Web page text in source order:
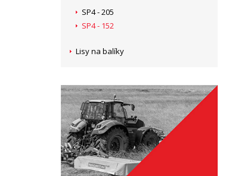
SP4 - 205
SP4 - 152
Lisy na balíky